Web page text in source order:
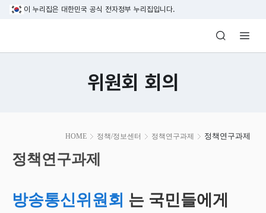
본문 바로가기
이 누리집은 대한민국 공식 전자정부 누리집입니다.
방송미디어통신위원회 Korea Media
위원회 회의
HOME 정책/정보센터 정책연구과제 정책연구과제
시
작
정책연구과제
방송통신위원회 는 국민들에게